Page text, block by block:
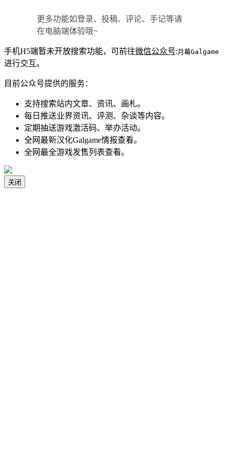
更多功能如登录、投稿、评论、手记等请
在电脑端体验哦~
手机H5端暂未开放搜索功能，可前往微信公众号: 月幕Galgame
进行交互。
目前公众号提供的服务：
支持搜索站内文章、资讯、画札。
每日推送业界资讯、评测、杂谈等内容。
定期抽送游戏激活码、举办活动。
全网最新汉化Galgame情报查看。
全网最全游戏发售列表查看。
关闭